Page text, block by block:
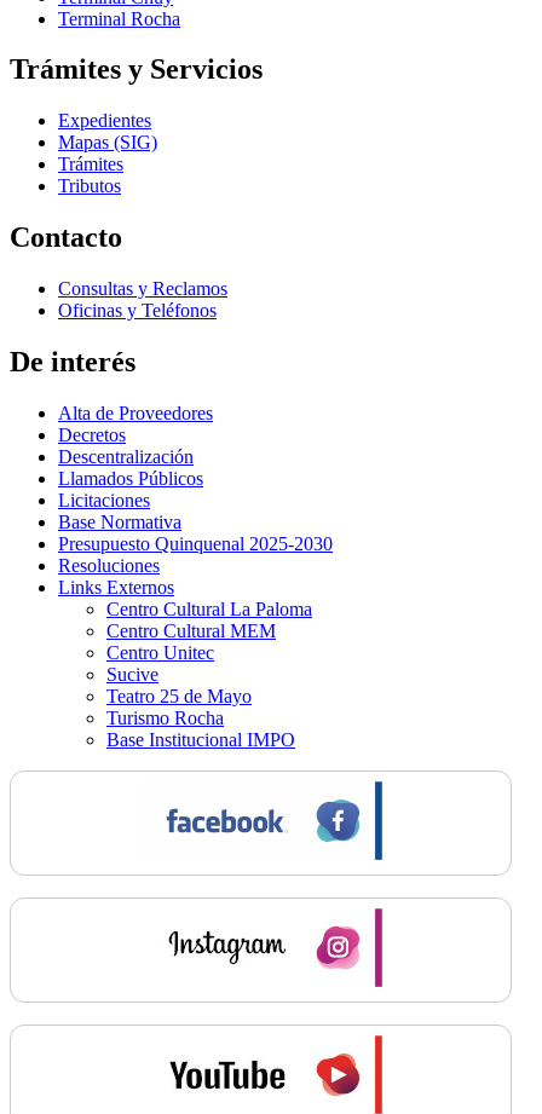
Terminal Rocha
Trámites y Servicios
Expedientes
Mapas (SIG)
Trámites
Tributos
Contacto
Consultas y Reclamos
Oficinas y Teléfonos
De interés
Alta de Proveedores
Decretos
Descentralización
Llamados Públicos
Licitaciones
Base Normativa
Presupuesto Quinquenal 2025-2030
Resoluciones
Links Externos
Centro Cultural La Paloma
Centro Cultural MEM
Centro Unitec
Sucive
Teatro 25 de Mayo
Turismo Rocha
Base Institucional IMPO